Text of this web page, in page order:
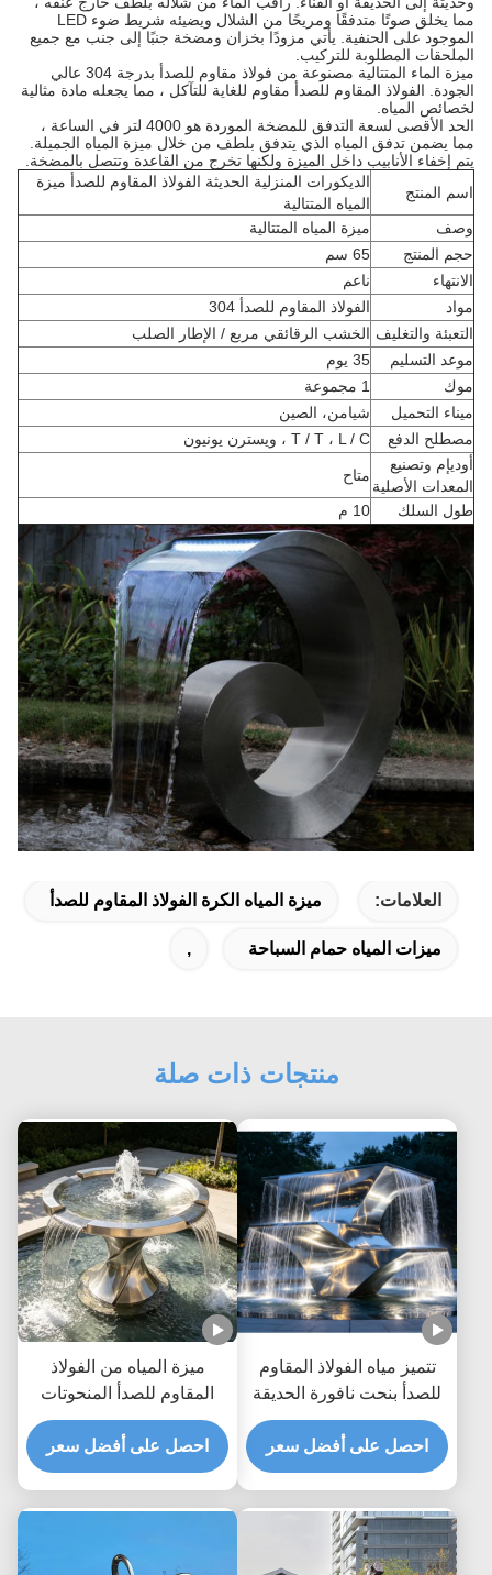
مما يخلق صوتًا متدفقًا ومريحًا من الشلال ويضيئه شريط ضوء LED
الموجود على الحنفية. يأتي مزودًا بخزان ومضخة جنبًا إلى جنب مع جميع
الملحقات المطلوبة للتركيب.
ميزة الماء المتتالية مصنوعة من فولاذ مقاوم للصدأ بدرجة 304 عالي
الجودة. الفولاذ المقاوم للصدأ مقاوم للغاية للتآكل ، مما يجعله مادة مثالية
لخصائص المياه.
الحد الأقصى لسعة التدفق للمضخة الموردة هو 4000 لتر في الساعة ،
مما يضمن تدفق المياه الذي يتدفق بلطف من خلال ميزة المياه الجميلة.
يتم إخفاء الأنابيب داخل الميزة ولكنها تخرج من القاعدة وتتصل بالمضخة.
اسم المنتج
الديكورات المنزلية الحديثة الفولاذ المقاوم للصدأ ميزة
المياه المتتالية
وصف
ميزة المياه المتتالية
حجم المنتج
65 سم
الانتهاء
ناعم
مواد
الفولاذ المقاوم للصدأ 304
التعبئة والتغليف الخشب الرقائقي مربع / الإطار الصلب
موعد التسليم
35 يوم
موك
ميناء التحميل
شيامن، الصين
مصطلح الدفع
T / T ، L / C ، ويسترن يونيون
أوديإم وتصنيع
المعدات الأصلية
متاح
طول السلك
10 م
العلامات: ميزة المياه الكرة الفولاذ المقاوم للصدأ
ميزات المياه حمام السباحة
منتجات ذات صلة
تتميز مياه الفولاذ المقاوم
للصدأ بنحت نافورة الحديقة
الخارجية المخصصة
المصممة لنقاط الاتصال
الطبيعية وتحسينات الفناء
احصل على أفضل سعر
ميزة المياه من الفولاذ
المقاوم للصدأ المنحوتات
الحديقة الخارجية القابلة
للتخصيص للمساحات العامة
وتحسينات المناظر الطبيعية
احصل على أفضل سعر